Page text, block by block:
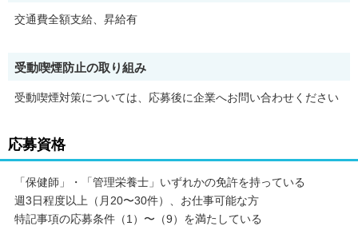
説明会は月4回程度開催しており、業務内容や働き方のご説明を
ライフスタイルに合わせて仕事量を調整したい方
仕事を通して、成長・スキルアップを目指す方
--------------------------------------------------------
【業務地】
ご自宅を中心とした周辺エリアを担当して頂きます。
＊ご自宅から面談場所までは、公共交通機関または、自家用車を
交通費全額支給、昇給有
受動喫煙防止の取り組み
受動喫煙対策については、応募後に企業へお問い合わせください
応募資格
「保健師」・「管理栄養士」いずれかの免許を持っている
週3日程度以上（月20〜30件）、お仕事可能な方
特記事項の応募条件（1）〜（9）を満たしている